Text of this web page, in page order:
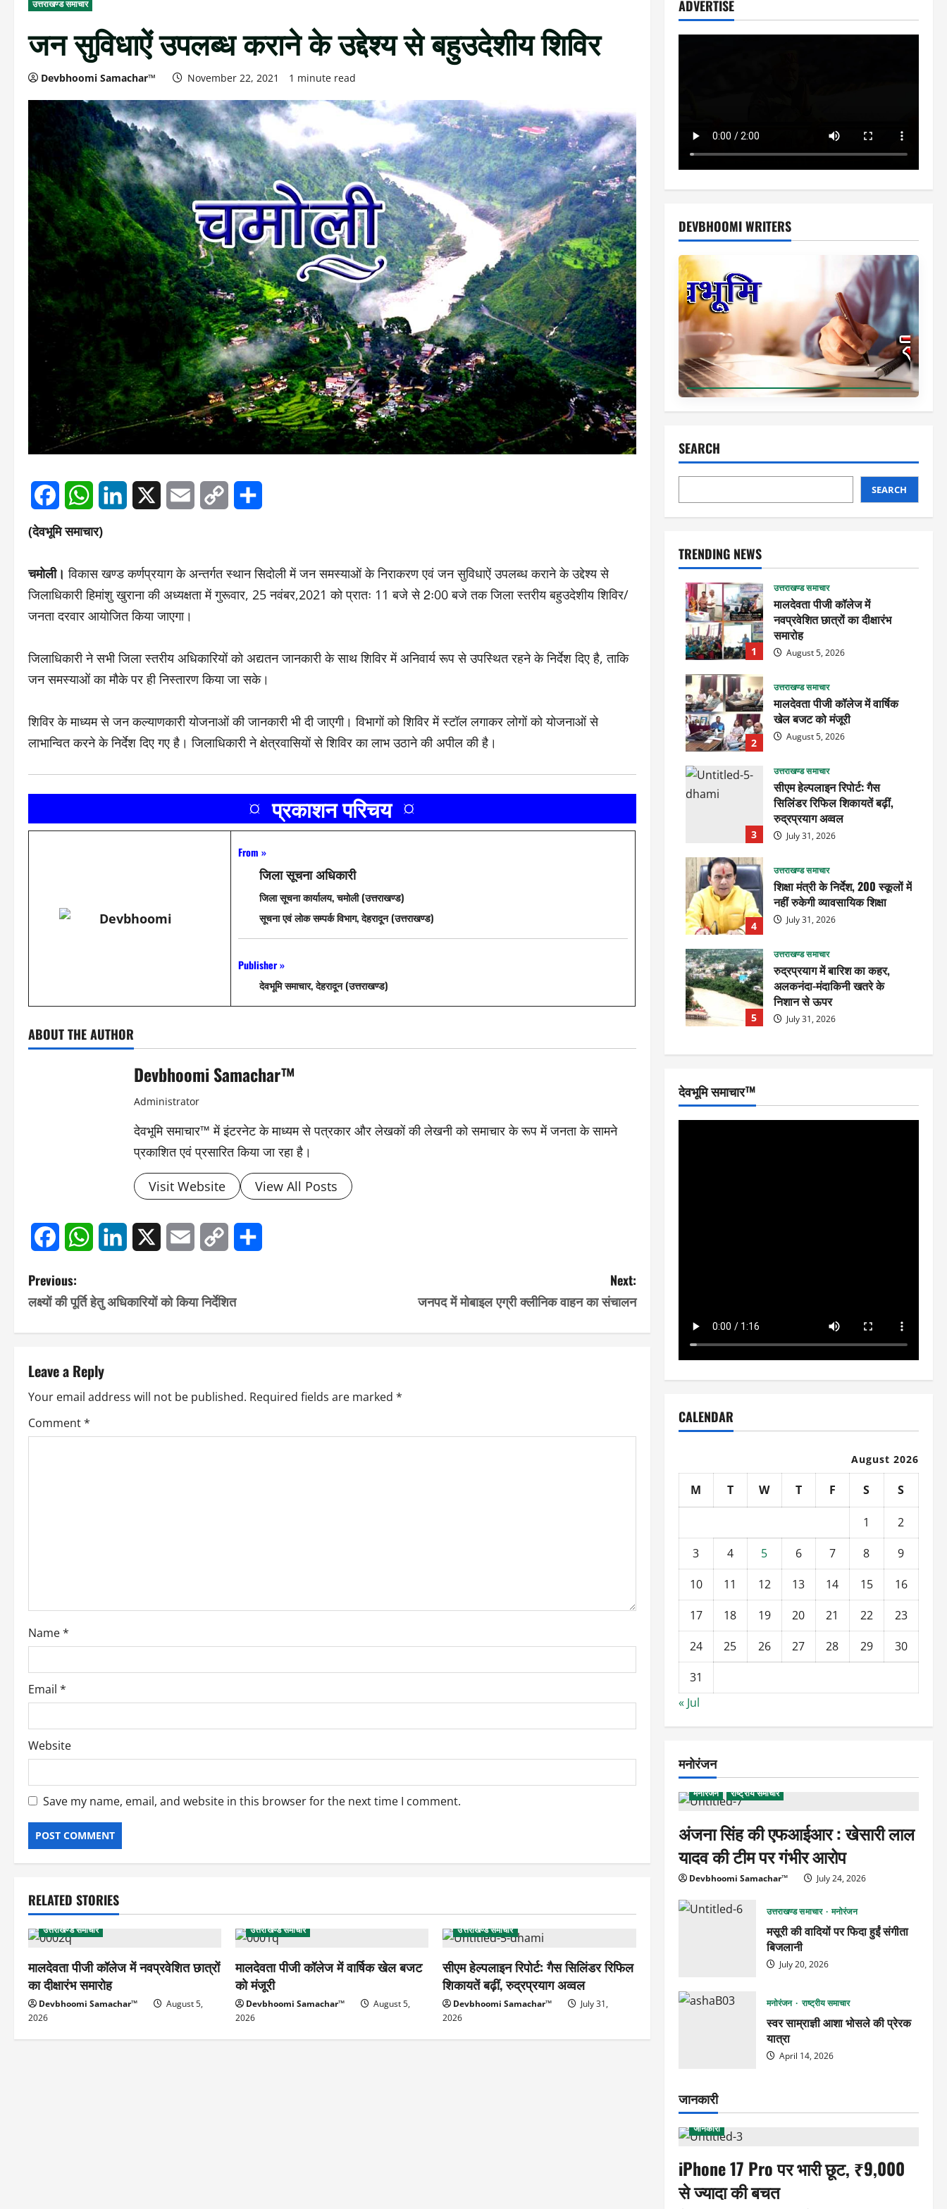
उत्तराखण्ड समाचार
जन सुविधाऐं उपलब्ध कराने के उद्देश्य से बहुउदेशीय शिविर
Devbhoomi Samachar™ November 22, 2021 1 minute read
FacebookWhatsAppLinkedIn
(देवभूमि समाचार)
चमोली।विकास खण्ड कर्णप्रयाग के अन्तर्गत स्थान सिदोली में जन समस्याओं के निराकरण एवं जन सुविधाऐं उपलब्ध कराने के उद्देश्य से
जिलाधिकारी हिमांशु खुराना की अध्यक्षता में गुरूवार, 25 नवंबर,2021 को प्रातः 11 बजे से 2ः00 बजे तक जिला स्तरीय बहुउदेशीय शिविर/
जनता दरवार आयोजित किया जाएगा।
जिलाधिकारी ने सभी जिला स्तरीय अधिकारियों को अद्यतन जानकारी के साथ शिविर में अनिवार्य रूप से उपस्थित रहने के निर्देश दिए है, ताकि
जन समस्याओं का मौके पर ही निस्तारण किया जा सके।
शिविर के माध्यम से जन कल्याणकारी योजनाओं की जानकारी भी दी जाएगी। विभागों को शिविर में स्टॉल लगाकर लोगों को योजनाओं से
लाभान्वित करने के निर्देश दिए गए है। जिलाधिकारी ने क्षेत्रवासियों से शिविर का लाभ उठाने की अपील की है।
¤ प्रकाशन परिचय ¤
From »
जिला सूचना अधिकारी
जिला सूचना कार्यालय, चमोली (उत्तराखण्ड)
सूचना एवं लोक सम्पर्क विभाग, देहरादून (उत्तराखण्ड)
Publisher »
देवभूमि समाचार, देहरादून (उत्तराखण्ड)
ABOUT THE AUTHOR
Devbhoomi Samachar™
Administrator
देवभूमि समाचार™ में इंटरनेट के माध्यम से पत्रकार और लेखकों की लेखनी को समाचार के रूप में जनता के सामने
प्रकाशित एवं प्रसारित किया जा रहा है।
Visit Website View All Posts
Link
P
o
s
t
n
a
i
o
n
Previous:
लक्ष्यों की पूर्ति हेतु अधिकारियों को किया निर्देशित
Next:
जनपद में मोबाइल एग्री क्लीनिक वाहन का संचालन
Leave a Reply
Your email address will not be published. Required fields are marked *
Comment*
Name*
Email *
Website
Save my name, email, and website in this browser for the next time I comment.
RELATED STORIES
उत्तराखण्ड समाचार
मालदेवता पीजी कॉलेज में नवप्रवेशित छात्रों
का दीक्षारंभ समारोह
Devbhoomi Samachar™
August 5,
2026
उत्तराखण्ड समाचार
मालदेवता पीजी कॉलेज में वार्षिक खेल बजट
को मंजूरी
Devbhoomi Samachar™
August 5,
2026
उत्तराखण्ड समाचार
सीएम हेल्पलाइन रिपोर्ट: गैस सिलिंडर रिफिल
शिकायतें बढ़ीं, रुद्रप्रयाग अव्वल
Devbhoomi Samachar™
July 31,
2026
ADVERTISE
DEVBHOOMI WRITERS
SEARCH
SEARCH
TRENDING NEWS
1
उत्तराखण्ड समाचार
मालदेवता पीजी कॉलेज में
नवप्रवेशित छात्रों का दीक्षारंभ
समारोह
August 5, 2026
2
उत्तराखण्ड समाचार
मालदेवता पीजी कॉलेज में वार्षिक
खेल बजट को मंजूरी
August 5, 2026
3
उत्तराखण्ड समाचार
सीएम हेल्पलाइन रिपोर्ट: गैस
सिलिंडर रिफिल शिकायतें बढ़ीं,
रुद्रप्रयाग अव्वल
July 31, 2026
4
उत्तराखण्ड समाचार
शिक्षा मंत्री के निर्देश, 200 स्कूलों में
नहीं रुकेगी व्यावसायिक शिक्षा
July 31, 2026
5
उत्तराखण्ड समाचार
रुद्रप्रयाग में बारिश का कहर,
अलकनंदा-मंदाकिनी खतरे के
निशान से ऊपर
July 31, 2026
देवभूमि समाचार™
CALENDAR
August 2026
M T W T F S S
1
2
3
4 5 6 7 8
9
10
11 12 13 14 15
16
17
18 19 20 21 22
23
24
25 26 27 28 29
30
31
« Jul
मनोरंजन
मनोरंजन राष्ट्रीय समाचार
अंजना सिंह की एफआईआर : खेसारी लाल
यादव की टीम पर गंभीर आरोप
Devbhoomi Samachar™ July 24, 2026
उत्तराखण्ड समाचार मनोरंजन
मसूरी की वादियों पर फिदा हुईं संगीता
बिजलानी
July 20, 2026
मनोरंजन राष्ट्रीय समाचार
स्वर साम्राज्ञी आशा भोसले की प्रेरक
यात्रा
April 14, 2026
जानकारी
जानकारी
iPhone 17 Pro पर भारी छूट, ₹9,000
से ज्यादा की बचत